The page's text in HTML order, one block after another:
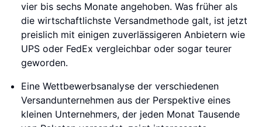
vier bis sechs Monate angehoben. Was früher als
die wirtschaftlichste Versandmethode galt, ist jetzt
preislich mit einigen zuverlässigeren Anbietern wie
UPS oder FedEx vergleichbar oder sogar teurer
geworden.
Eine Wettbewerbsanalyse der verschiedenen
Versandunternehmen aus der Perspektive eines
kleinen Unternehmers, der jeden Monat Tausende